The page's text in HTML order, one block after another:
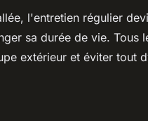
l'entretien régulier
sa durée de vie. Tous
extérieur et éviter tout